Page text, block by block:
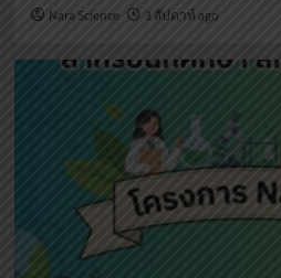
Nara Science 3 สัปดาห์ ago